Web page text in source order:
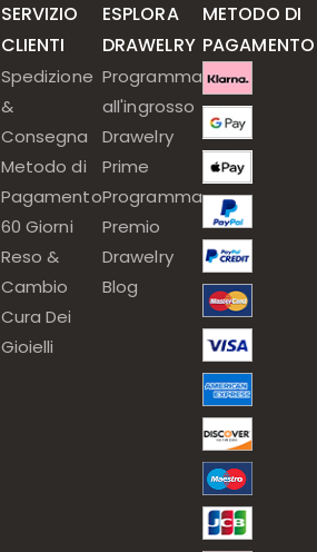
SERVIZIO
CLIENTI
Spedizione
&
Consegna
Metodo di
Pagamento
60 Giorni
Reso &
Cambio
Cura Dei
Gioielli
ESPLORA
DRAWELRY
Programma
all'ingrosso
Drawelry
Prime
Programma
Premio
Drawelry
Blog
METODO DI
PAGAMENTO